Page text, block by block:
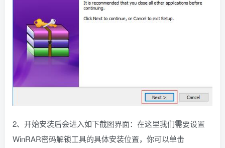
2、开始安装后会进入如下截图界面：在这里我们需要设置
WinRAR密码解锁工具的具体安装位置，你可以单击